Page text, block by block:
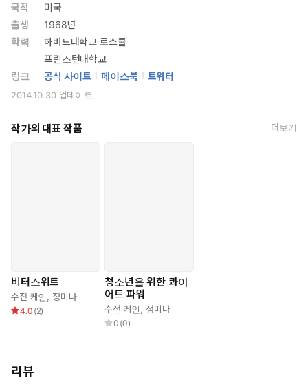
이후 수전 케인은 내향형의 강점을 연구하고 전파하고자 콰이어트
레볼루션을 설립, 연구와 강의를 계속했다. 그가 만난 수많은 내향형
들은 ‘나도 몰랐던 나의 진짜 성격을 이제야 이해하게 됐다’는 진심
어린 감사를 보냈고, 동시에 ‘어렸을 때 내 성격을 제대로 알았더라
면, 학교와 친구들 틈에서 그렇게 힘들어하지 않았을 것’이라며 안타
까워했다. 수전 케인 역시도 내향형인 자신을 이해하지 못해 고민 깊
람들의 요청을 받아들여, 오랜 기간 준비 끝에 청소년과 그들을 이해
차 ‘나는 소심하고, 소극적이야’라고 부정하고 억지로 성격을 바꿔
보려 애쓰는 청소년들이 자신이 지닌 위대한 힘을 발견하여, 학교,
친구, 사회, 가족 속에서 자신의 역량을 온전히 발휘할 수 있도록
“부드러운 방법으로도 세상을 뒤흔들 수 있다!”
국적
미국
출생
1968년
학력
하버드대학교 로스쿨
프린스턴대학교
링크
공식 사이트 페이스북 트위터
2014.10.30업데이트
작가의 대표 작품 더보기
비터스위트
수전 케인 정미나
4.0 (2)
청소년을 위한 콰이
어트 파워
수전 케인 정미나
0 (0)
리뷰